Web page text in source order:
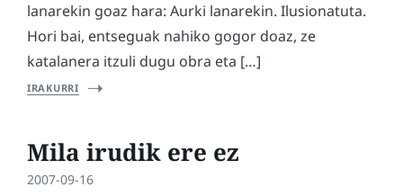
lanarekin goaz hara: Aurki lanarekin. Ilusionatuta.
Hori bai, entseguak nahiko gogor doaz, ze
katalanera itzuli dugu obra eta […]
IRAKURRI
Mila irudik ere ez
2007-09-16